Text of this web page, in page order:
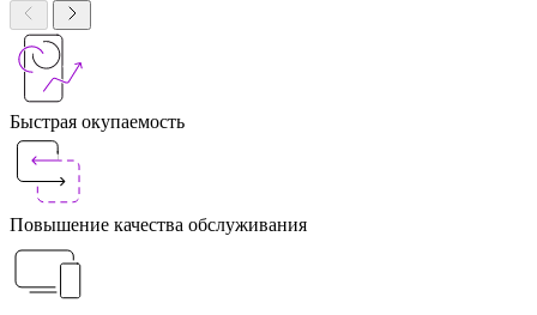
Быстрая окупаемость
Повышение качества обслуживания